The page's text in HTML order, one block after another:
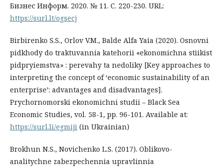
Бизнес Информ. 2020. № 11. С. 220-230. URL:
https://surl.lt/ogsecj
Birbirenko S.S., Orlov V.M., Balde Alfa Yaia (2020). Osnovni
pidkhody do traktuvannia katehorii «ekonomichna stiikist
pidpryiemstva» : perevahy ta nedoliky [Key approaches to
interpreting the concept of ‘economic sustainability of an
enterprise’: advantages and disadvantages].
Prychornomorski ekonomichni studii – Black Sea
Economic Studies, vol. 58-1, рр. 96-101. Available at:
https://surl.li/egmiji (in Ukrainian)
Brokhun N.S., Novichenko L.S. (2017). Oblikovo-
analitychne zabezpechennia upravlinnia